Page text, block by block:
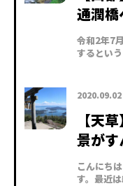
通潤橋
令和2年7
するとい
2020.09.02
【天
景がす
こんにち
す。最近